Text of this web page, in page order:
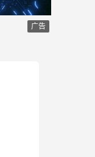
广告